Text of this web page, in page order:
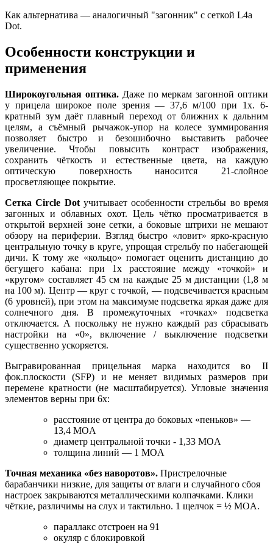
Как альтернатива — аналогичный "загонник" с сеткой L4a
Dot.
Особенности конструкции и
применения
Широкоугольная оптика.Даже по меркам загонной оптики
у прицела широкое поле зрения — 37,6 м/100 при 1x. 6-
кратный зум даёт плавный переход от ближних к дальним
целям, а съёмный рычажок-упор на колесе зуммирования
позволяет быстро и безошибочно выставить рабочее
увеличение. Чтобы повысить контраст изображения,
сохранить чёткость и естественные цвета, на каждую
оптическую поверхность наносится 21-слойное
просветляющее покрытие.
Сетка Circle Dotучитывает особенности стрельбы во время
загонных и облавных охот. Цель чётко просматривается в
открытой верхней зоне сетки, а боковые штрихи не мешают
обзору на периферии. Взгляд быстро «ловит» ярко-красную
центральную точку в круге, упрощая стрельбу по набегающей
дичи. К тому же «кольцо» помогает оценить дистанцию до
бегущего кабана: при 1x расстояние между «точкой» и
«кругом» составляет 45 см на каждые 25 м дистанции (1,8 м
на 100 м). Центр — круг с точкой, — подсвечивается красным
(6 уровней), при этом на максимуме подсветка яркая даже для
солнечного дня. В промежуточных «точках» подсветка
отключается. А поскольку не нужно каждый раз сбрасывать
настройки на «0», включение / выключение подсветки
существенно ускоряется.
Выгравированная прицельная марка находится во II
фок.плоскости (SFP) и не меняет видимых размеров при
перемене кратности (не масштабируется). Угловые значения
элементов верны при 6x:
расстояние от центра до боковых «пеньков» —
13,4 MOA
диаметр центральной точки - 1,33 MOA
толщина линий — 1 MOA
Точная механика «без наворотов». Пристрелочные
барабанчики низкие, для защиты от влаги и случайного сбоя
настроек закрываются металлическими колпачками. Клики
чёткие, различимы на слух и тактильно. 1 щелчок = ½ MOA.
параллакс отстроен на 91
окуляр с блокировкой